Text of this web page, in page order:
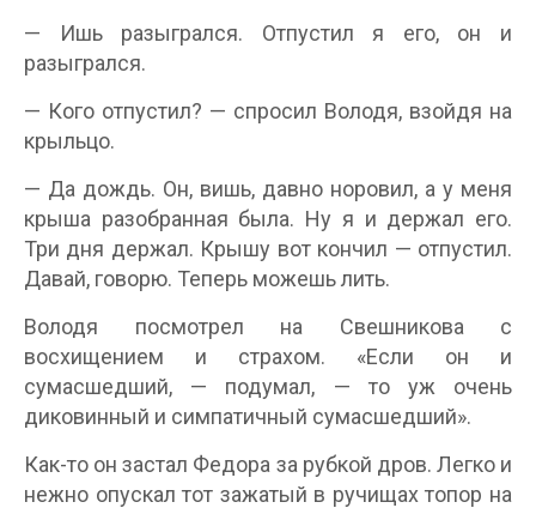
— Ишь разыгрался. Отпустил я его, он и
разыгрался.
— Кого отпустил? — спросил Володя, взойдя на
крыльцо.
— Да дождь. Он, вишь, давно норовил, а у меня
крыша разобранная была. Ну я и держал его.
Три дня держал. Крышу вот кончил — отпустил.
Давай, говорю. Теперь можешь лить.
Володя посмотрел на Свешникова с
восхищением и страхом. «Если он и
сумасшедший, — подумал, — то уж очень
диковинный и симпатичный сумасшедший».
Как-то он застал Федора за рубкой дров. Легко и
нежно опускал тот зажатый в ручищах топор на